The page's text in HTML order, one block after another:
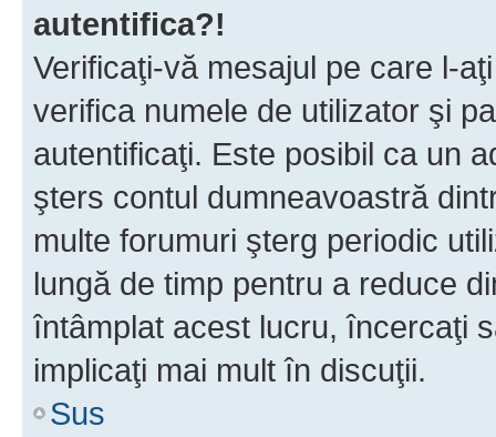
autentifica?!
Verificaţi-vă mesajul pe care l-
verifica numele de utilizator şi
autentificaţi. Este posibil ca un
şters contul dumneavoastră
multe forumuri şterg periodic
lungă de timp pentru a reduce
întâmplat acest lucru, încercaţi
implicaţi mai mult în discuţii.
Sus